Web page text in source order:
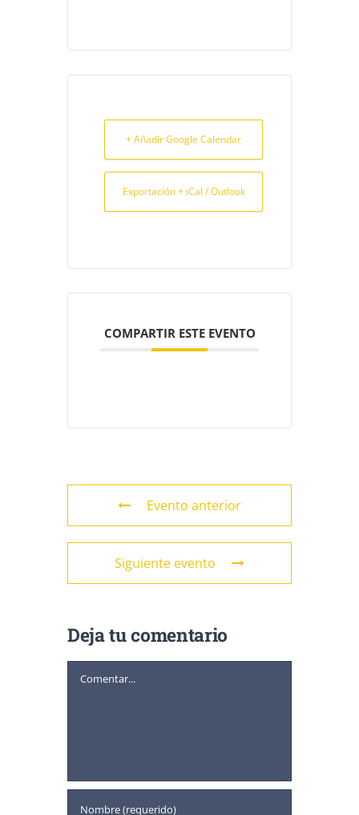
+ Añadir Google Calendar
Exportación + iCal / Outlook
COMPARTIR ESTE EVENTO
Evento anterior
Siguiente evento
Deja tu comentario
Comentar